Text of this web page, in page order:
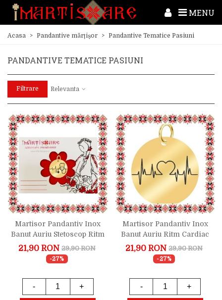
MENU
Acasa > Pandantive mărțișor > Pandantive Tematice Pasiuni
PANDANTIVE TEMATICE PASIUNI
Filtrare Relevanta
Martisor Pandantiv Inox
Banut Auriu Stetoscop Ritm
Cardiac
21,90 RON 29,90 RON
-27%
- +
Martisor Pandantiv Inox
Banut Auriu Ritm Cardiac
Inima
21,90 RON 29,90 RON
-27%
- +